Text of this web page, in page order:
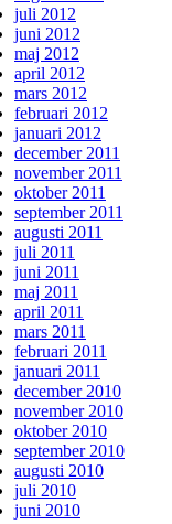
juli 2012
juni 2012
maj 2012
april 2012
mars 2012
februari 2012
januari 2012
december 2011
november 2011
oktober 2011
september 2011
augusti 2011
juli 2011
juni 2011
maj 2011
april 2011
mars 2011
februari 2011
januari 2011
december 2010
november 2010
oktober 2010
september 2010
augusti 2010
juli 2010
juni 2010